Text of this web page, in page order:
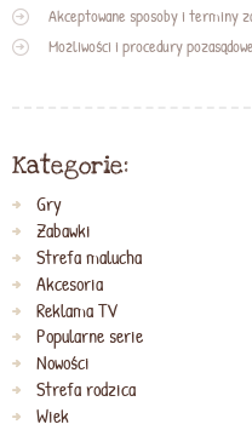
Akceptowane sposoby i terminy
Możliwości i procedury
Kategorie:
Gry
Zabawki
Strefa malucha
Akcesoria
Reklama TV
Popularne serie
Nowości
Strefa rodzica
Wiek